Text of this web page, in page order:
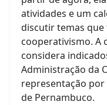
atividades e um
discutir temas
cooperativismo. A
considera
Administração da
representação
de Pernambuco.